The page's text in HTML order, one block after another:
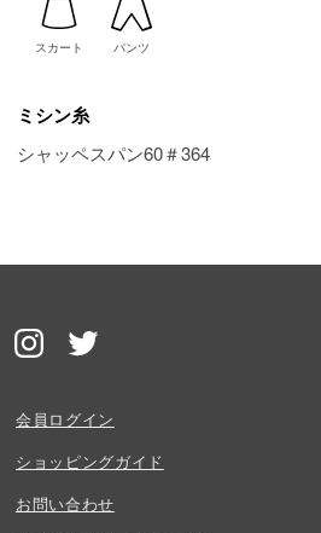
スカート パンツ
ミシン糸
シャッペスパン60＃364
会員ログイン
ショッピングガイド
お問い合わせ